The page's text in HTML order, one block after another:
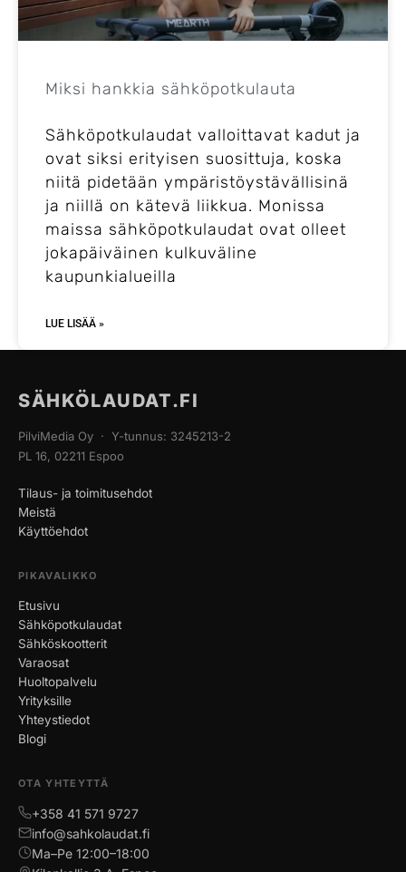
Miksi hankkia sähköpotkulauta
Sähköpotkulaudat valloittavat kadut ja
ovat siksi erityisen suosittuja, koska
niitä pidetään ympäristöystävällisinä
ja niillä on kätevä liikkua. Monissa
maissa sähköpotkulaudat ovat olleet
jokapäiväinen kulkuväline
kaupunkialueilla
LUE LISÄÄ »
SÄHKÖLAUDAT.FI
PilviMedia Oy · Y-tunnus: 3245213-2
PL 16, 02211 Espoo
Tilaus- ja toimitusehdot
Meistä
Käyttöehdot
PIKAVALIKKO
Etusivu
Sähköpotkulaudat
Sähköskootterit
Varaosat
Huoltopalvelu
Yrityksille
Yhteystiedot
Blogi
OTA YHTEYTTÄ
+358 41 571 9727
info@sahkolaudat.fi
Ma–Pe 12:00–18:00